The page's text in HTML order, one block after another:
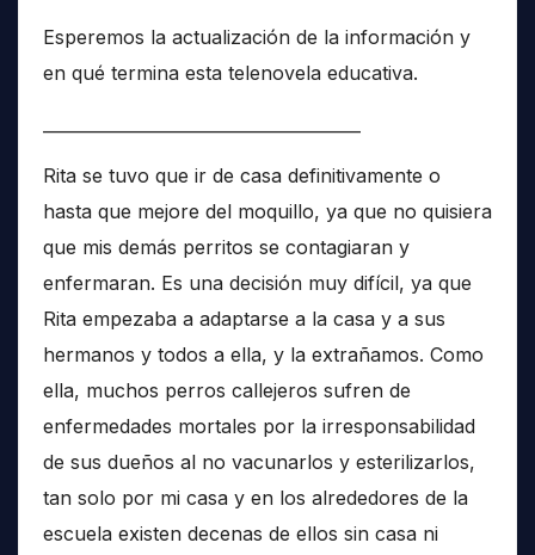
Esperemos la actualización de la información y
en qué termina esta telenovela educativa.
Rita se tuvo que ir de casa definitivamente o
hasta que mejore del moquillo, ya que no quisiera
que mis demás perritos se contagiaran y
enfermaran. Es una decisión muy difícil, ya que
Rita empezaba a adaptarse a la casa y a sus
hermanos y todos a ella, y la extrañamos. Como
ella, muchos perros callejeros sufren de
enfermedades mortales por la irresponsabilidad
de sus dueños al no vacunarlos y esterilizarlos,
tan solo por mi casa y en los alrededores de la
escuela existen decenas de ellos sin casa ni